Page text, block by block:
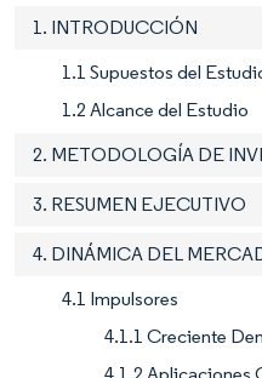
1. INTRODUCCIÓN
1.1 Supuestos del
1.2 Alcance del Estudio
2. METODOLOGÍA DE
3. RESUMEN EJECUTIVO
4. DINÁMICA DEL
4.1 Impulsores
4.1.1 Creciente